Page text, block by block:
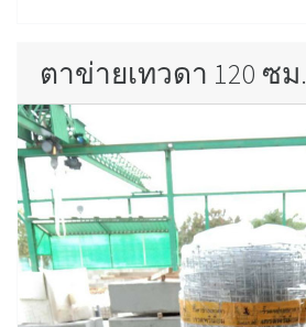
ตาข่ายเทวดา 120 ซม.